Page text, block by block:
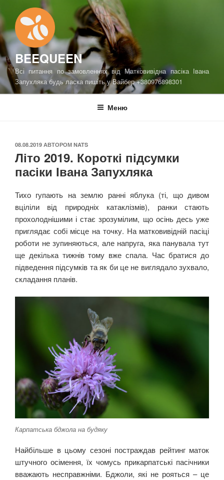
до
вмісту
BEEQUEEN
Всі питання по замовленнях від Матковивідна пасіка Івана
Запухляка будь ласка пишіть у Вайбер +380976898301
Меню
ОПУБЛІКОВАНО
08.08.2019 АВТОРОМ NATS
Літо 2019. Короткі підсумки
пасіки Івана Запухляка
Тихо гупають на землю ранні яблука (ті, що дивом
вціліли від природніх катаклізмів), ранки стають
прохолоднішими і стає зрозумілим, що осінь десь уже
приглядає собі місце на точку. На матковивідній пасіці
роботи не зупиняються, але напруга, яка панувала тут
ще декілька тижнів тому вже спала. Час братися до
підведення підсумків та як би це не виглядало зухвало,
складання планів.
Карпатська бджола на будяку
Найбільше в цьому сезоні постраждав рейтинг маток
штучного осімення, їх чомусь прикарпатські пасічники
вважають несправжніми. Бджоли, які не рояться – це